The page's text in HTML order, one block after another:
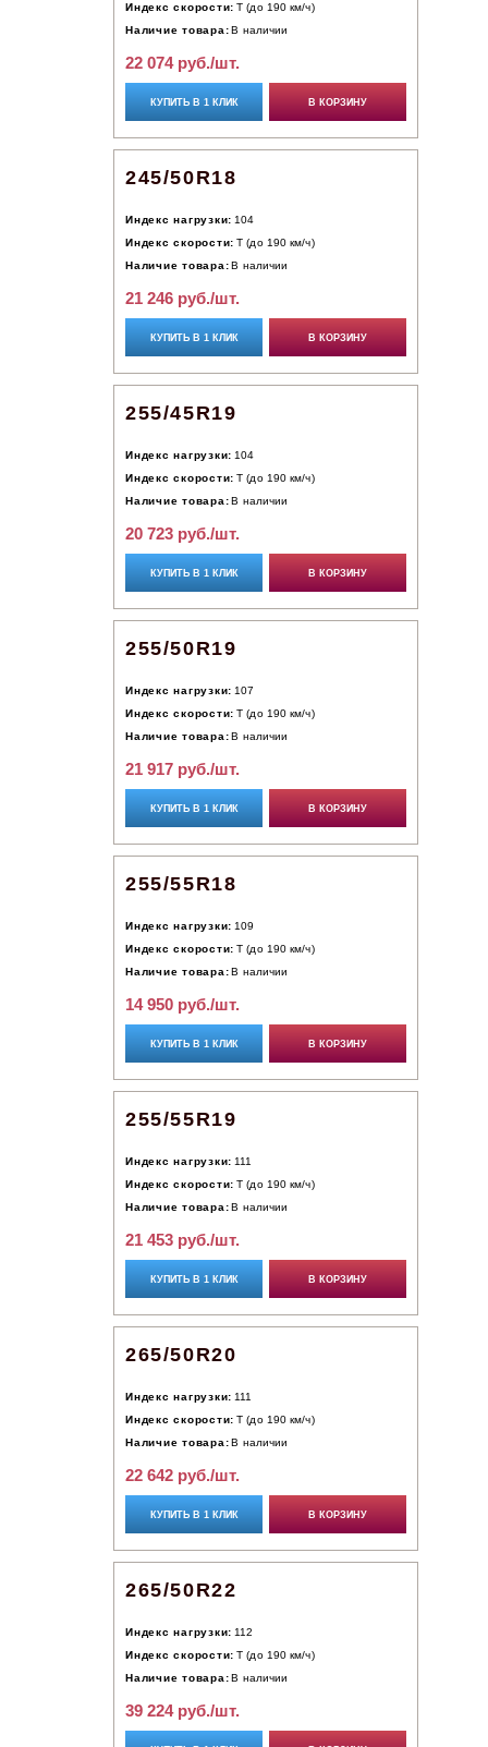
Индекс скорости: T (до 190 км/ч)
Наличие товара: В наличии
22 074 руб./шт.
КУПИТЬ В 1 КЛИК В КОРЗИНУ
245/50R18
Индекс нагрузки: 104
Индекс скорости: T (до 190 км/ч)
Наличие товара: В наличии
21 246 руб./шт.
КУПИТЬ В 1 КЛИК В КОРЗИНУ
255/45R19
Индекс нагрузки: 104
Индекс скорости: T (до 190 км/ч)
Наличие товара: В наличии
20 723 руб./шт.
КУПИТЬ В 1 КЛИК В КОРЗИНУ
255/50R19
Индекс нагрузки: 107
Индекс скорости: T (до 190 км/ч)
Наличие товара: В наличии
21 917 руб./шт.
КУПИТЬ В 1 КЛИК В КОРЗИНУ
255/55R18
Индекс нагрузки: 109
Индекс скорости: T (до 190 км/ч)
Наличие товара: В наличии
14 950 руб./шт.
КУПИТЬ В 1 КЛИК В КОРЗИНУ
255/55R19
Индекс нагрузки: 111
Индекс скорости: T (до 190 км/ч)
Наличие товара: В наличии
21 453 руб./шт.
КУПИТЬ В 1 КЛИК В КОРЗИНУ
265/50R20
Индекс нагрузки: 111
Индекс скорости: T (до 190 км/ч)
Наличие товара: В наличии
22 642 руб./шт.
КУПИТЬ В 1 КЛИК В КОРЗИНУ
265/50R22
Индекс нагрузки: 112
Индекс скорости: T (до 190 км/ч)
Наличие товара: В наличии
39 224 руб./шт.